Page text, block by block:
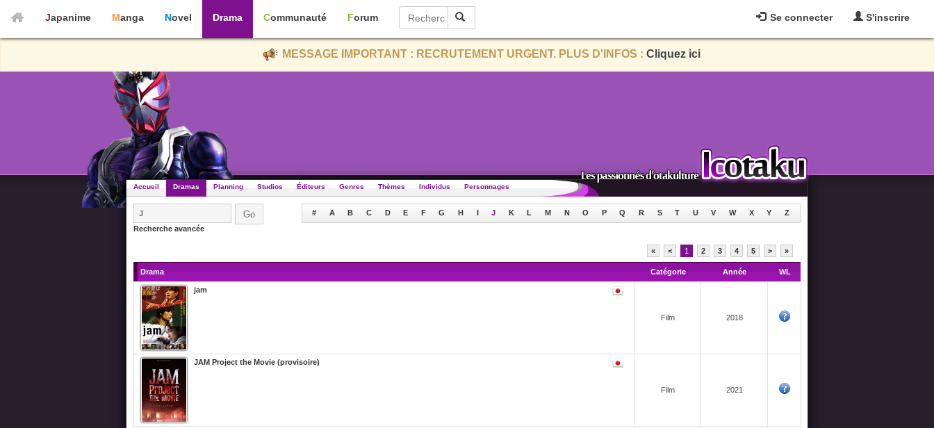
Se connecter S'inscrire
Japanime Manga Novel Drama Communauté Forum
MESSAGE IMPORTANT : RECRUTEMENT URGENT. PLUS D'INFOS : Cliquez ici
Accueil Dramas Planning Studios Éditeurs Genres Thèmes Individus Personnages
# A B C D E F G H I J K L M N O P Q R S T U V W X Y
Z
Recherche avancée
« < 1 2 3 4 5 > »
Drama Catégorie Année WL
jam
Film 2018
JAM Project the Movie (provisoire)
Film 2021